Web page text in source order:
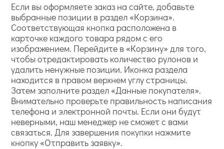
Если вы оформляете заказ на сайте, добавьте
выбранные позиции в раздел «Корзина».
Соответствующая кнопка расположена в
карточке каждого товара рядом с его
изображением. Перейдите в «Корзину» для того,
чтобы отредактировать количество рулонов и
удалить ненужные позиции. Иконка раздела
находится в правом верхнем углу страницы.
Затем заполните раздел «Данные покупателя».
Внимательно проверьте правильность написания
телефона и электронной почты. Если они будут
неверными, наш менеджер не сможет с вами
связаться. Для завершения покупки нажмите
кнопку «Отправить заявку».